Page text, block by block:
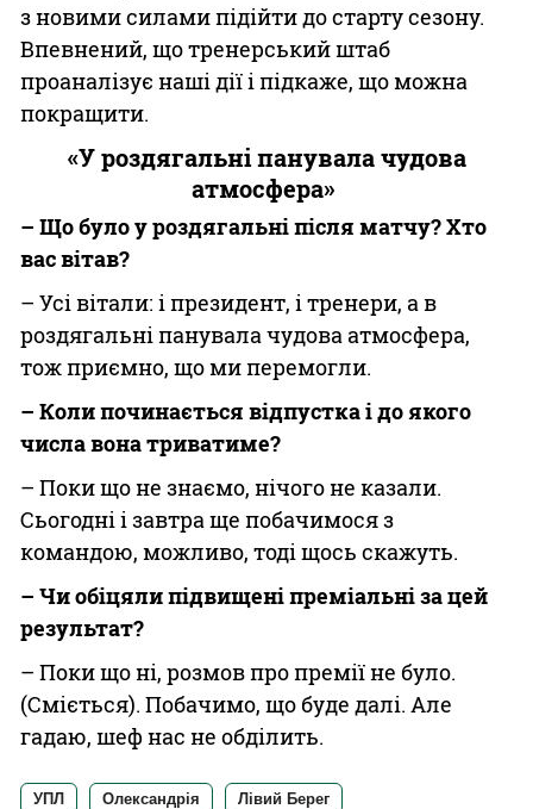
з новими силами підійти до старту сезону.
Впевнений, що тренерський штаб
проаналізує наші дії і підкаже, що можна
покращити.
«У роздягальні панувала чудова
атмосфера»
– Що було у роздягальні після матчу? Хто
вас вітав?
– Усі вітали: і президент, і тренери, а в
роздягальні панувала чудова атмосфера,
тож приємно, що ми перемогли.
– Коли починається відпустка і до якого
числа вона триватиме?
– Поки що не знаємо, нічого не казали.
Сьогодні і завтра ще побачимося з
командою, можливо, тоді щось скажуть.
– Чи обіцяли підвищені преміальні за цей
результат?
– Поки що ні, розмов про премії не було.
(Сміється). Побачимо, що буде далі. Але
гадаю, шеф нас не обділить.
УПЛ Олександрія Лівий Берег